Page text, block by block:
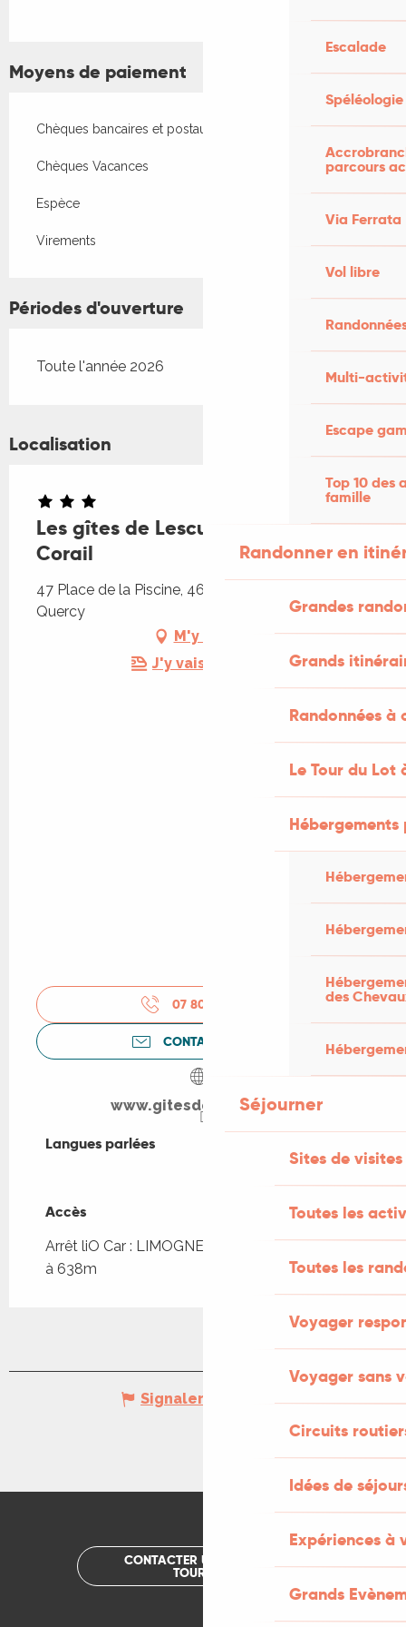
Escalade
Spéléologie
parcours
Via Ferrata
Vol libre
Multi-
Escape
Top 10 des
famille
Randonner en
Grandes
Grands
Randonnées
Le Tour du Lot
des
Séjourner
Sites de visites
Toutes les
Toutes les
Voyager
Voyager sans
Circuits
Idées de
Expériences à
Grands
Moyens de paiement
Chèques bancaires et postaux
Chèques Vacances
Espèce
Virements
Périodes d'ouverture
Toute l'année 2026
Localisation
Les gîtes de Lescurou : Menthe &
Corail
47 Place de la Piscine, 46260 Limogne-en-
Quercy
M'y rendre
J'y vais en train !
07 80 53 56
CONTACTEZ-NOUS
www.gitesdelescurou.fr
Langues parlées
Langues parlées
Accès
Accès
Arrêt liO Car : LIMOGNE-EN-QUERCY - Bourg
à 638m
Signaler une erreur
CONTACTER UN OFFICE DE
TOURISME